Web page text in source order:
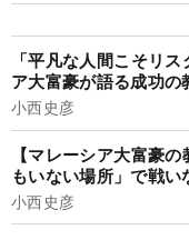
「平凡な人間こそリ
ア大富豪が語る成功の
小西史彦
【マレーシア大富豪
もいない場所」で戦い
小西史彦